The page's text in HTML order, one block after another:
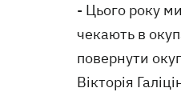
- Цього року
чекають в
повернути
Вікторія